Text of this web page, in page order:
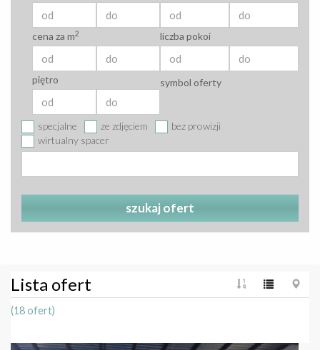
cena za m2 liczba pokoi
piętro
specjalne ze zdjęciem
bez prowizji
wirtualny spacer
symbol oferty
szukaj ofert
Lista ofert
(18 ofert)